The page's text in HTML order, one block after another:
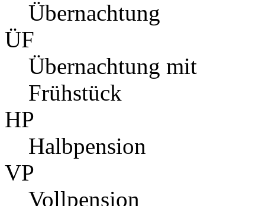
Übernachtung
ÜF
Übernachtung mit
Frühstück
HP
Halbpension
VP
Vollpension